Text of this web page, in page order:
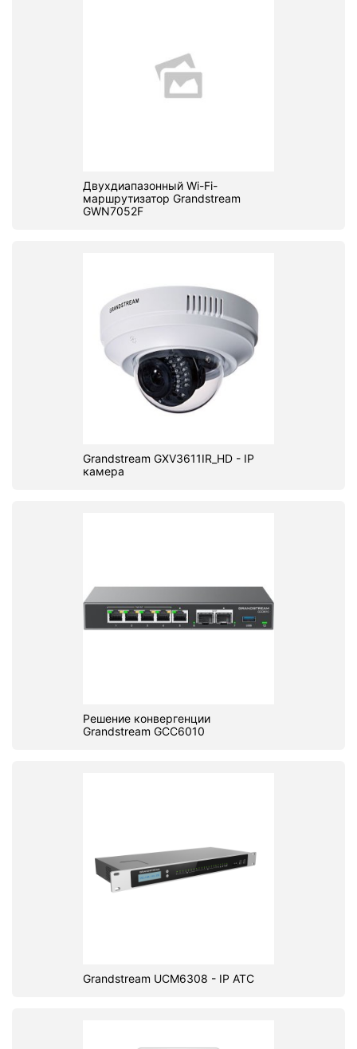
Двухдиапазонный Wi-Fi-
маршрутизатор Grandstream
GWN7052F
Grandstream GXV3611IR_HD - IP
камера
Решение конвергенции
Grandstream GCC6010
Grandstream UCM6308 - IP ATC